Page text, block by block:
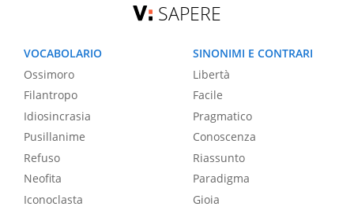
SAPERE
VOCABOLARIO
Ossimoro
Filantropo
Idiosincrasia
Pusillanime
Refuso
Neofita
Iconoclasta
SINONIMI E CONTRARI
Libertà
Facile
Pragmatico
Conoscenza
Riassunto
Paradigma
Gioia